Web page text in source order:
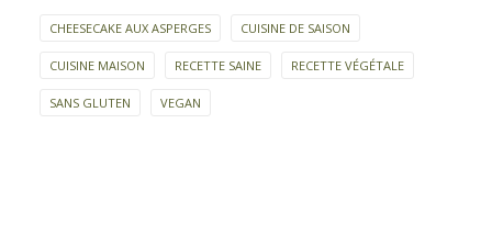
CHEESECAKE AUX ASPERGES CUISINE DE SAISON
CUISINE MAISON RECETTE SAINE RECETTE VÉGÉTALE
SANS GLUTEN VEGAN